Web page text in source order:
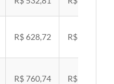
R$ 628,72 R$ 647,89
R$ 760,74 R$ 783,94